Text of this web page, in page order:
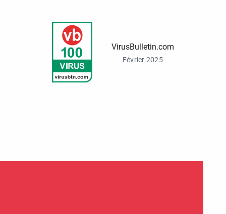
VirusBulletin.com
Février 2025